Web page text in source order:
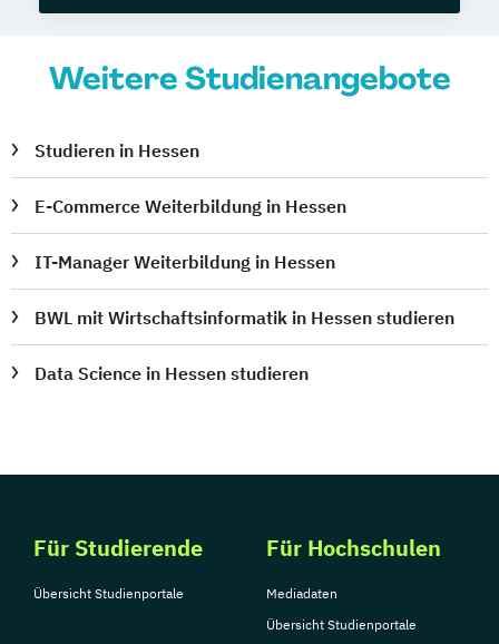
Weitere Studienangebote
Studieren in Hessen
E-Commerce Weiterbildung in Hessen
IT-Manager Weiterbildung in Hessen
BWL mit Wirtschaftsinformatik in Hessen studieren
Data Science in Hessen studieren
Für Studierende
Übersicht Studienportale
Für Hochschulen
Mediadaten
Übersicht Studienportale